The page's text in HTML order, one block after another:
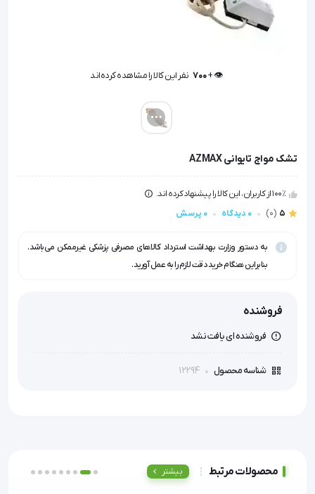
👁️ +
700 نفر این کالا را مشاهده کرده‌اند
تشک مواج تایوانی AZMAX
100٪ از کاربران، این کالا را پیشنهاد کرده اند.
5
(0) 0 دیدگاه 0 پرسش
به دستور وزارت بهداشت استرداد کالاهای مصرفی پزشکی غیرممکن می‌باشد.
بنابراین هنگام خرید دقت لازم را به عمل آورید.
فروشنده
فروشنده ای یافت نشد
شناسه محصول 12294
محصولات مرتبط بیشتر